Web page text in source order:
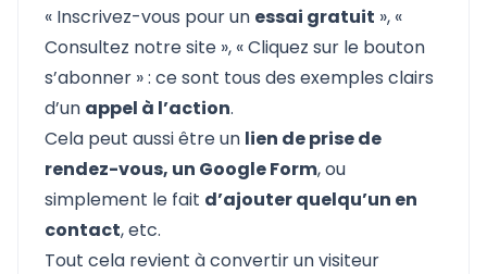
« Inscrivez-vous pour un essai gratuit », «
Consultez notre site », « Cliquez sur le bouton
s’abonner » : ce sont tous des exemples clairs
d’un appel à l’action.
Cela peut aussi être un lien de prise de
rendez-vous, un Google Form, ou
simplement le fait d’ajouter quelqu’un en
contact, etc.
Tout cela revient à convertir un visiteur